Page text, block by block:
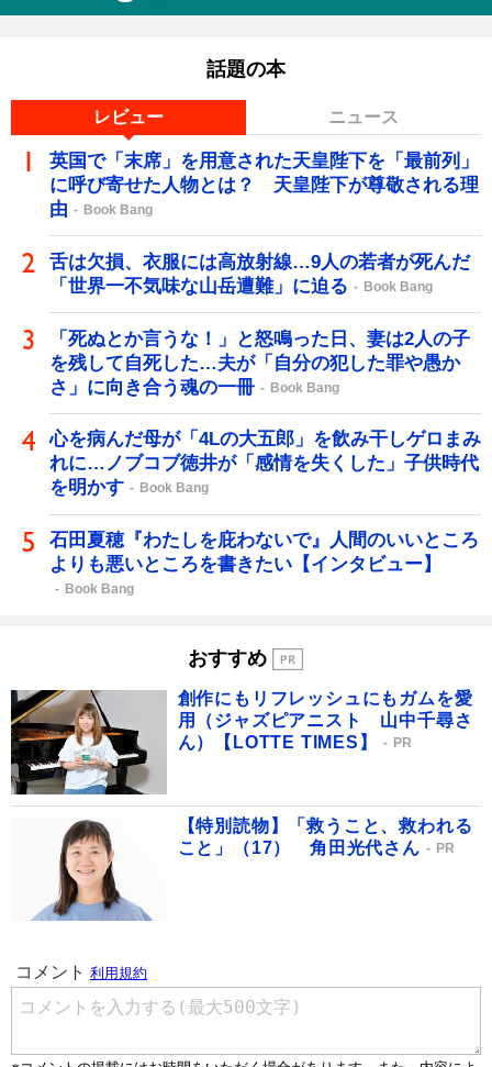
話題の本
レビュー ニュース
英国で「末席」を用意された天皇陛下を「最前列」
に呼び寄せた人物とは？ 天皇陛下が尊敬される理
由
Book Bang
舌は欠損、衣服には高放射線…9人の若者が死んだ
「世界一不気味な山岳遭難」に迫る
Book Bang
「死ぬとか言うな！」と怒鳴った日、妻は2人の子
を残して自死した…夫が「自分の犯した罪や愚か
さ」に向き合う魂の一冊
Book Bang
心を病んだ母が「4Lの大五郎」を飲み干しゲロまみ
れに…ノブコブ徳井が「感情を失くした」子供時代
を明かす
Book Bang
石田夏穂『わたしを庇わないで』人間のいいところ
よりも悪いところを書きたい【インタビュー】
Book Bang
おすすめ
創作にもリフレッシュにもガムを愛
用（ジャズピアニスト 山中千尋さ
ん）【LOTTE TIMES】
PR
【特別読物】「救うこと、救われる
こと」（17） 角田光代さん
PR